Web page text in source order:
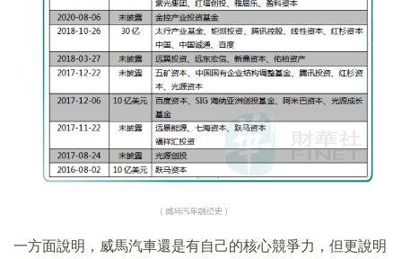
一方面說明，威馬汽車還是有自己的核心競爭力，但更說明